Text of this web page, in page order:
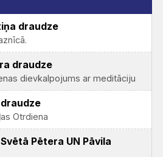
draudze
draudze
dievkalpojums ar meditāciju
Otrdiena
Pētera UN Pāvila